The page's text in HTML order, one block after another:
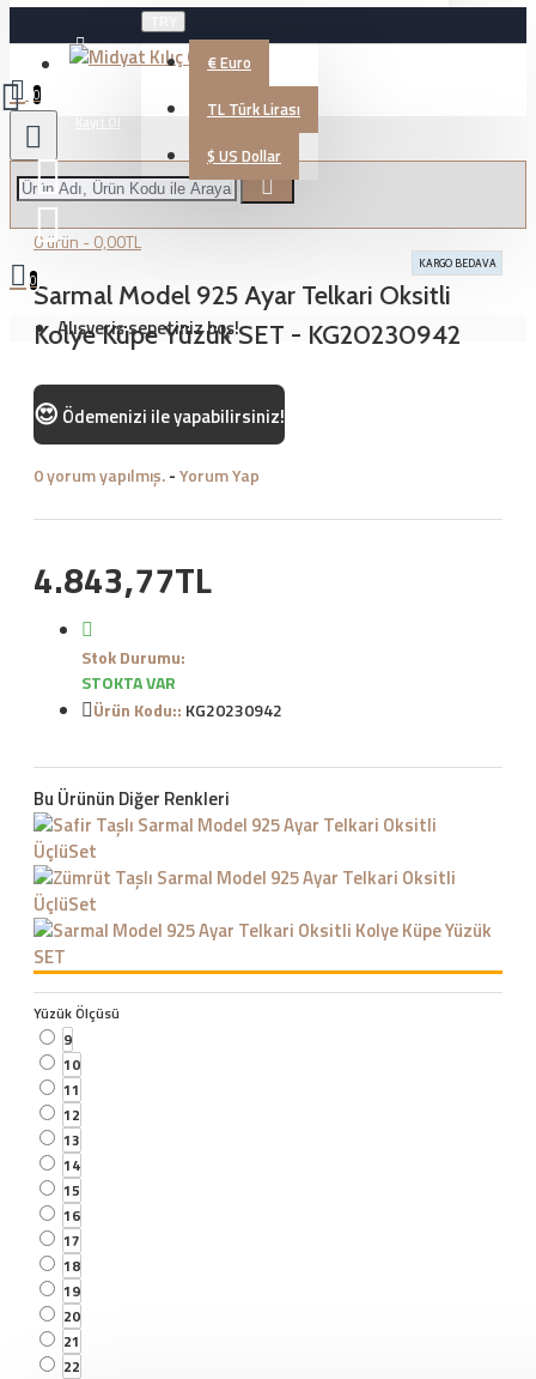
Üye Girişi €Euro
TL Türk Lirası
$ US Dollar
0
0 ürün - 0,00TL
0
Alışveriş sepetiniz boş!
KARGO BEDAVA
Sarmal Model 925 Ayar Telkari Oksitli
Kolye Küpe Yüzük SET - KG20230942
😍 Ödemenizi ile yapabilirsiniz!
0 yorum yapılmış.-Yorum Yap
4.843,77TL
Stok Durumu:
STOKTA VAR
Ürün Kodu:: KG20230942
Bu Ürünün Diğer Renkleri
Yüzük Ölçüsü
9
10
11
12
13
14
15
16
17
18
19
20
21
22